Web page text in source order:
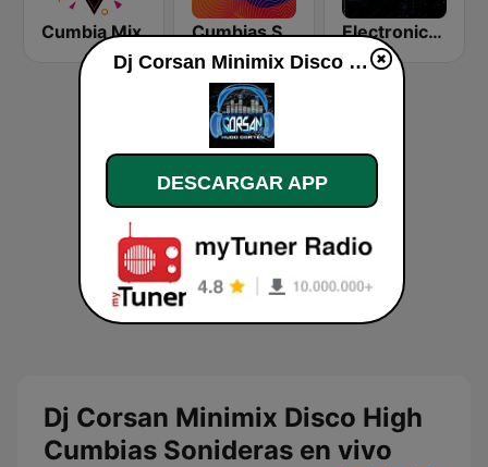
Cumbia Mix Cumbias Sonideras DJec Electronica Radio FM
Dj Corsan Minimix Disco High
Cumbias Sonideras en vivo
Dj Corsan Minimix Disco High Cumbias Sonideras en vivo
DESCARGAR APP